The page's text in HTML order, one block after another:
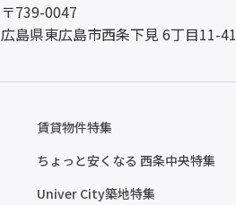
〒739-0047
広島県東広島市西条下見 6丁目11-41
賃貸物件特集
ちょっと安くなる 西条中央特集
Univer City築地特集